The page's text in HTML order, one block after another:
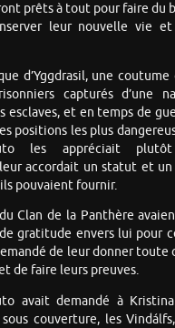
prêts à tout pour faire du
leur nouvelle vie
d’Yggdrasil, une
capturés d’une
esclaves, et en temps de
positions les plus
les appréciait
accordait un statut et
pouvaient fournir.
Clan de la Panthère
gratitude envers lui pour
de leur donner
de faire leurs preuves.
avait demandé à
sous couverture, les